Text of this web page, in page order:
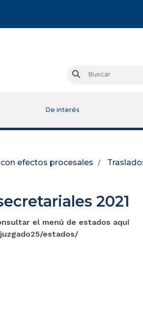
Buscar
De interés
efectos procesales
2021
el menú de estados aquí
estados/